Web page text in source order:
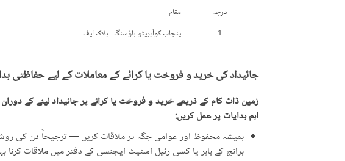
درجہ مقام
1
پنجاب کوآپریٹو ہاؤسنگ ۔ بلاک ایف
جائیداد کی خرید و فروخت یا کرائے کے معاملات کے لیے حفاظتی
زمین ڈاٹ کام کے ذریعے خرید و فروخت یا کرائے پر جائیداد لینے کے
اہم ہدایات پر عمل کریں:
ہمیشہ محفوظ اور عوامی جگہ پر ملاقات کریں — ترجیحاً دن کی
برانچ کے باہر یا کسی رئیل اسٹیٹ ایجنسی کے دفتر میں ملاقات کرنا